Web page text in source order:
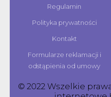
Regulamin
Polityka prywatności
Kontakt
Formularze reklamacji i
odstąpienia od umowy
© 2022 Wszelkie